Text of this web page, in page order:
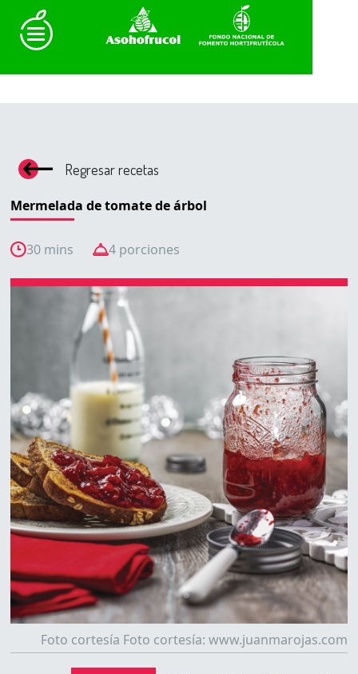
Regresar recetas
Mermelada de tomate de árbol
30 mins 4 porciones
Foto cortesía Foto cortesía: www.juanmarojas.com